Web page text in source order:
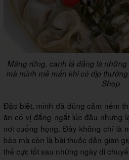
Măng rừng, canh lá đắng là
mà mình mê mẩn khi có dịp
Shop
Đặc biệt, mình đã dũng cảm nếm
ăn có vị đắng ngắt lúc đầu nhưng
nơi cuống họng. Đây không chỉ là
bào mà còn là bài thuốc dân gian
thể cực tốt sau những ngày di